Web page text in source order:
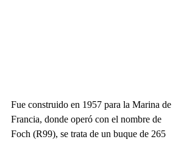
Fue construido en 1957 para la Marina de
Francia, donde operó con el nombre de
Foch (R99), se trata de un buque de 265